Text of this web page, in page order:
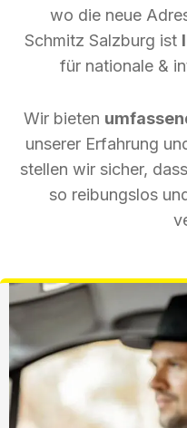
wo die neue
Schmitz Salzburg ist
für nationale &
Wir bieten
unserer Erfahrung
stellen wir sicher,
so reibungslos